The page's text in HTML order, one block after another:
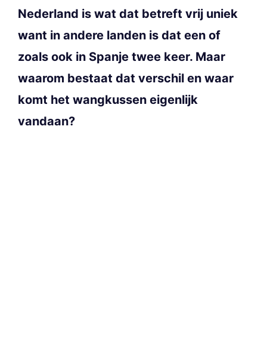
Nederland is wat dat betreft vrij uniek
want in andere landen is dat een of
zoals ook in Spanje twee keer. Maar
waarom bestaat dat verschil en waar
komt het wangkussen eigenlijk
vandaan?